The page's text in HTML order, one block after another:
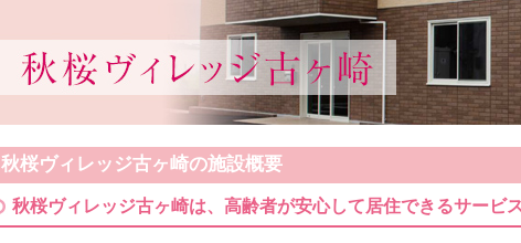
秋桜ヴィレッジ古ヶ崎の施設概要
秋桜ヴィレッジ古ヶ崎は、高齢者が安心して居住できるサービ